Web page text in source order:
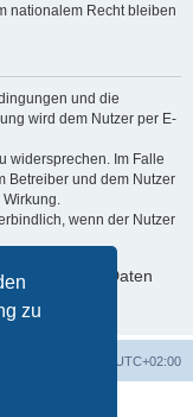
zu
nationalem Recht bleiben
und die
wird dem Nutzer per E-
widersprechen. Im Falle
Betreiber und dem Nutzer
Wirkung.
wenn der Nutzer
persönlichen Daten
UTC+02:00
Limited